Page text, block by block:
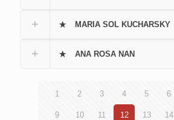
MARIA SOL KUCHARSKY
ANA ROSA NAN
1 2 3 4 5 6
9 10 11 12 13 14